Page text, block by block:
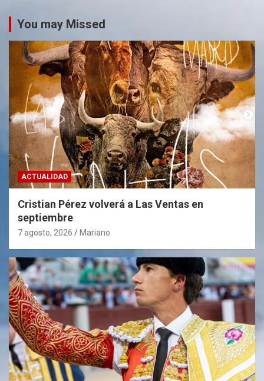
You may Missed
ACTUALIDAD
Cristian Pérez volverá a Las Ventas en
septiembre
7 agosto, 2026 Mariano